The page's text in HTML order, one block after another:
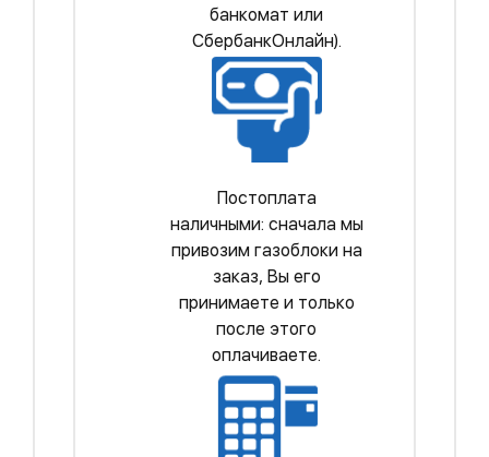
банкомат или
СбербанкОнлайн).
Постоплата
наличными: сначала мы
привозим газоблоки на
заказ, Вы его
принимаете и только
после этого
оплачиваете.